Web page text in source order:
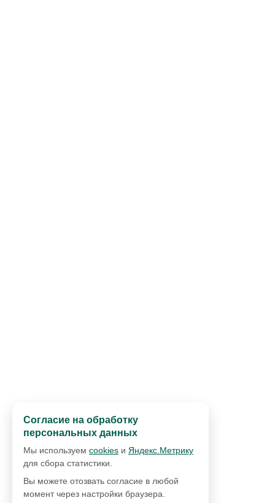
Согласие на обработку
персональных данных
Мы используем cookies и Яндекс.Метрику
для сбора статистики.
Вы можете отозвать согласие в любой
момент через настройки браузера.